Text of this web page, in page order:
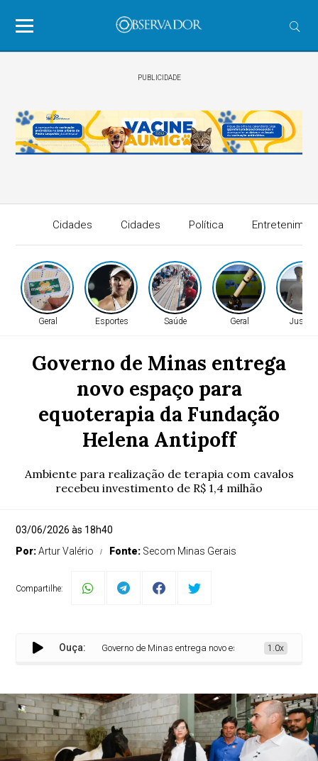
PUBLICIDADE
Cidades Cidades Política
Geral Esportes Saúde Geral Justiça
Governo de Minas entrega
novo espaço para
equoterapia da Fundação
Helena Antipoff
Ambiente para realização de terapia com cavalos
recebeu investimento de R$ 1,4 milhão
03/06/2026 às 18h40
Por:Artur Valério Fonte: Secom Minas Gerais
Compartilhe:
Ouça:Governo de Minas entrega novo espaço para equoterapia
1.0x